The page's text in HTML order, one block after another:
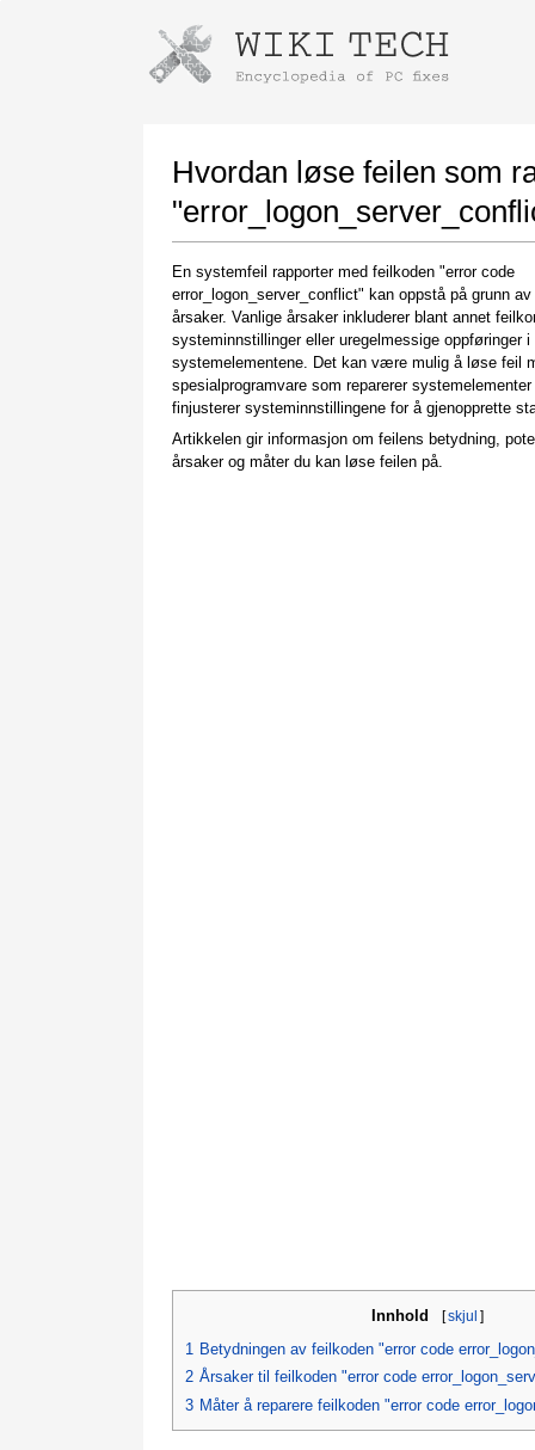
Hvordan løse feilen som
En systemfeil rapporter med feilkoden "error code
error_logon_server_conflict" kan oppstå på grunn av
årsaker. Vanlige årsaker inkluderer blant annet
systeminnstillinger eller uregelmessige oppføringer i
systemelementene. Det kan være mulig å løse feil
spesialprogramvare som reparerer systemelementer
finjusterer systeminnstillingene for å gjenopprette
Artikkelen gir informasjon om feilens betydning,
årsaker og måter du kan løse feilen på.
Innhold [skjul ]
1 Betydningen av feilkoden "error code
2 Årsaker til feilkoden "error code
3 Måter å reparere feilkoden "error code
Instructions for downloading using
Once the download is complete, click on the
downloaded file link